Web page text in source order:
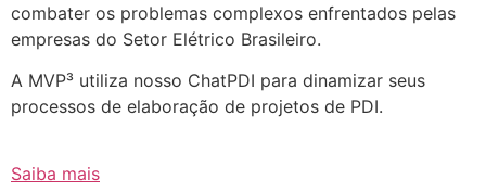
combater os problemas complexos enfrentados pelas
empresas do Setor Elétrico Brasileiro.
A MVP³ utiliza nosso ChatPDI para dinamizar seus
processos de elaboração de projetos de PDI.
Saiba mais